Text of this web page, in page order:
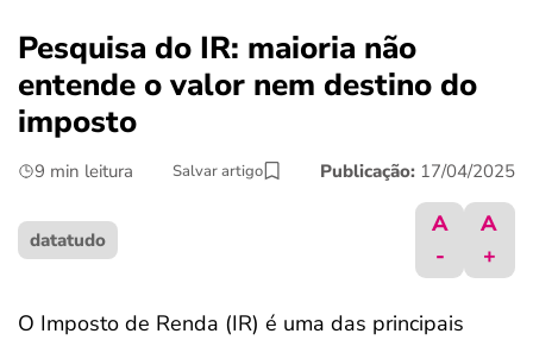
finanças
benefícios
últimas notícias
ferramentas
Pesquisa do IR: maioria não
entende o valor nem destino do
imposto
9 min leitura Salvar artigo Publicação: 17/04/2025
datatudo
A
-
A
+
O Imposto de Renda (IR) é uma das principais